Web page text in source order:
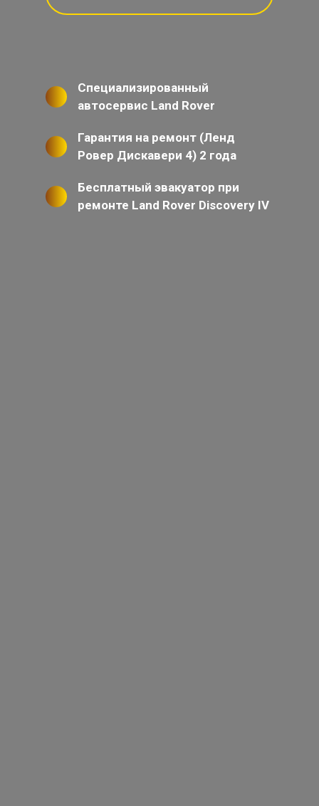
Специализированный
автосервис Land Rover
Гарантия на ремонт (Ленд
Ровер Дискавери 4) 2 года
Бесплатный эвакуатор при
ремонте Land Rover Discovery IV